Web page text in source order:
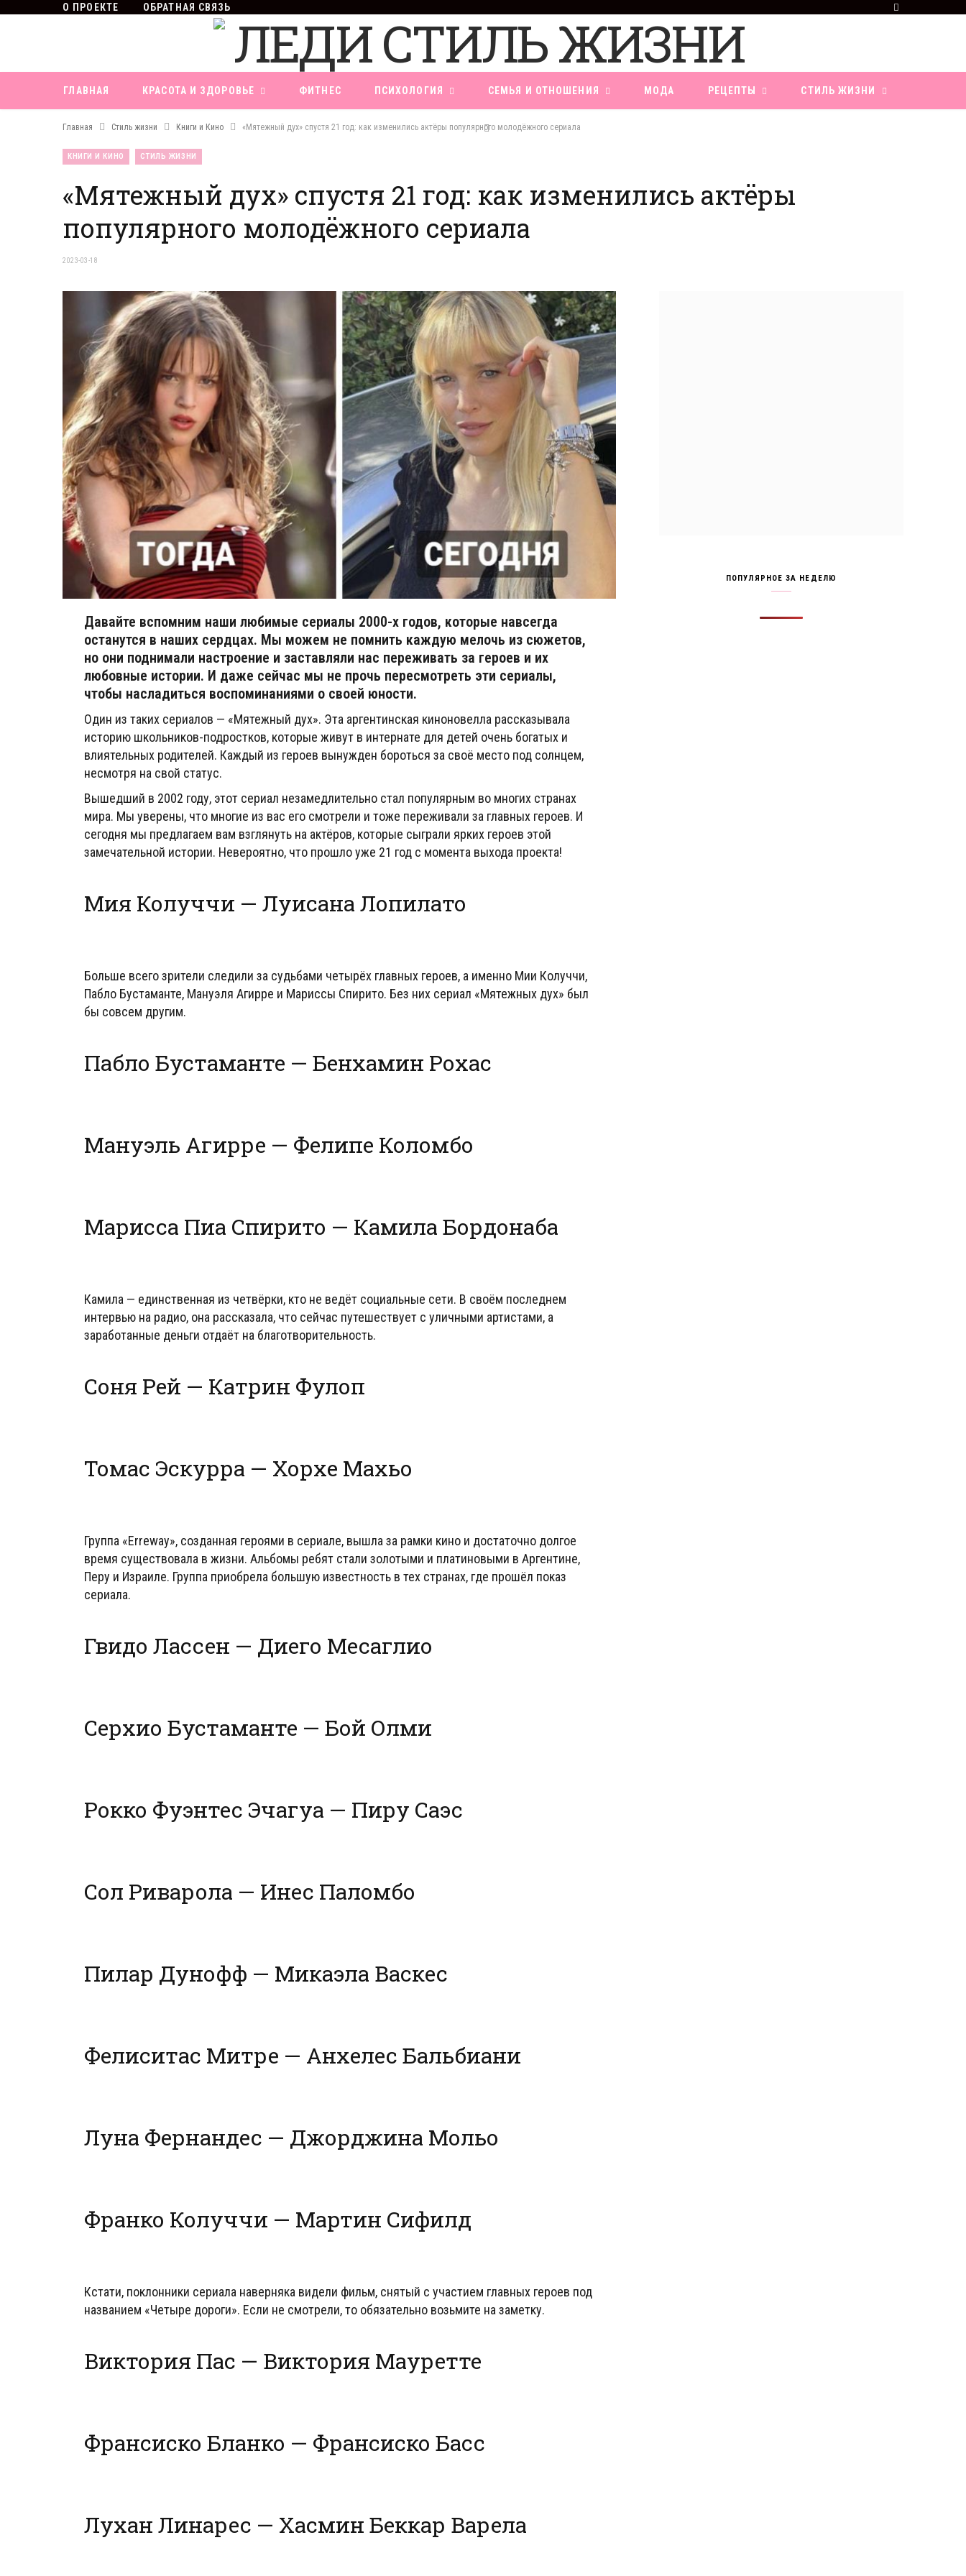
О ПРОЕКТЕ ОБРАТНАЯ СВЯЗЬ
k
ГЛАВНАЯ КРАСОТА И ЗДОРОВЬЕ ФИТНЕС ПСИХОЛОГИЯ СЕМЬЯ И ОТНОШЕНИЯ МОДА РЕЦЕПТЫ СТИЛЬ ЖИЗНИ
Главная Стиль жизни Книги и Кино «Мятежный дух» спустя 21 год: как изменились актёры популярного молодёжного сериала
КНИГИ И КИНО СТИЛЬ ЖИЗНИ
«Мятежный дух» спустя 21 год: как изменились актёры
популярного молодёжного сериала
2023-03-18
Давайте вспомним наши любимые сериалы 2000-х годов, которые навсегда
останутся в наших сердцах. Мы можем не помнить каждую мелочь из сюжетов,
но они поднимали настроение и заставляли нас переживать за героев и их
любовные истории. И даже сейчас мы не прочь пересмотреть эти сериалы,
чтобы насладиться воспоминаниями о своей юности.
Один из таких сериалов — «Мятежный дух». Эта аргентинская киноновелла рассказывала
историю школьников-подростков, которые живут в интернате для детей очень богатых и
влиятельных родителей. Каждый из героев вынужден бороться за своё место под солнцем,
несмотря на свой статус.
Вышедший в 2002 году, этот сериал незамедлительно стал популярным во многих странах
мира. Мы уверены, что многие из вас его смотрели и тоже переживали за главных героев. И
сегодня мы предлагаем вам взглянуть на актёров, которые сыграли ярких героев этой
замечательной истории. Невероятно, что прошло уже 21 год с момента выхода проекта!
Мия Колуччи — Луисана Лопилато
Больше всего зрители следили за судьбами четырёх главных героев, а именно Мии Колуччи,
Пабло Бустаманте, Мануэля Агирре и Мариссы Спирито. Без них сериал «Мятежных дух» был
бы совсем другим.
Пабло Бустаманте — Бенхамин Рохас
Мануэль Агирре — Фелипе Коломбо
Марисса Пиа Спирито — Камила Бордонаба
Камила — единственная из четвёрки, кто не ведёт социальные сети. В своём последнем
интервью на радио, она рассказала, что сейчас путешествует с уличными артистами, а
заработанные деньги отдаёт на благотворительность.
Соня Рей — Катрин Фулоп
Томас Эскурра — Хорхе Махьо
Группа «Erreway», созданная героями в сериале, вышла за рамки кино и достаточно долгое
время существовала в жизни. Альбомы ребят стали золотыми и платиновыми в Аргентине,
Перу и Израиле. Группа приобрела большую известность в тех странах, где прошёл показ
сериала.
Гвидо Лассен — Диего Месаглио
Серхио Бустаманте — Бой Олми
Рокко Фуэнтес Эчагуа — Пиру Саэс
Сол Риварола — Инес Паломбо
Пилар Дунофф — Микаэла Васкес
Фелиситас Митре — Анхелес Бальбиани
Луна Фернандес — Джорджина Мольо
Франко Колуччи — Мартин Сифилд
Кстати, поклонники сериала наверняка видели фильм, снятый с участием главных героев под
названием «Четыре дороги». Если не смотрели, то обязательно возьмите на заметку.
Виктория Пас — Виктория Мауретте
Франcиско Бланко — Франсиско Басс
Лухан Линарес — Хасмин Беккар Варела
ПОПУЛЯРНОЕ ЗА НЕДЕЛЮ